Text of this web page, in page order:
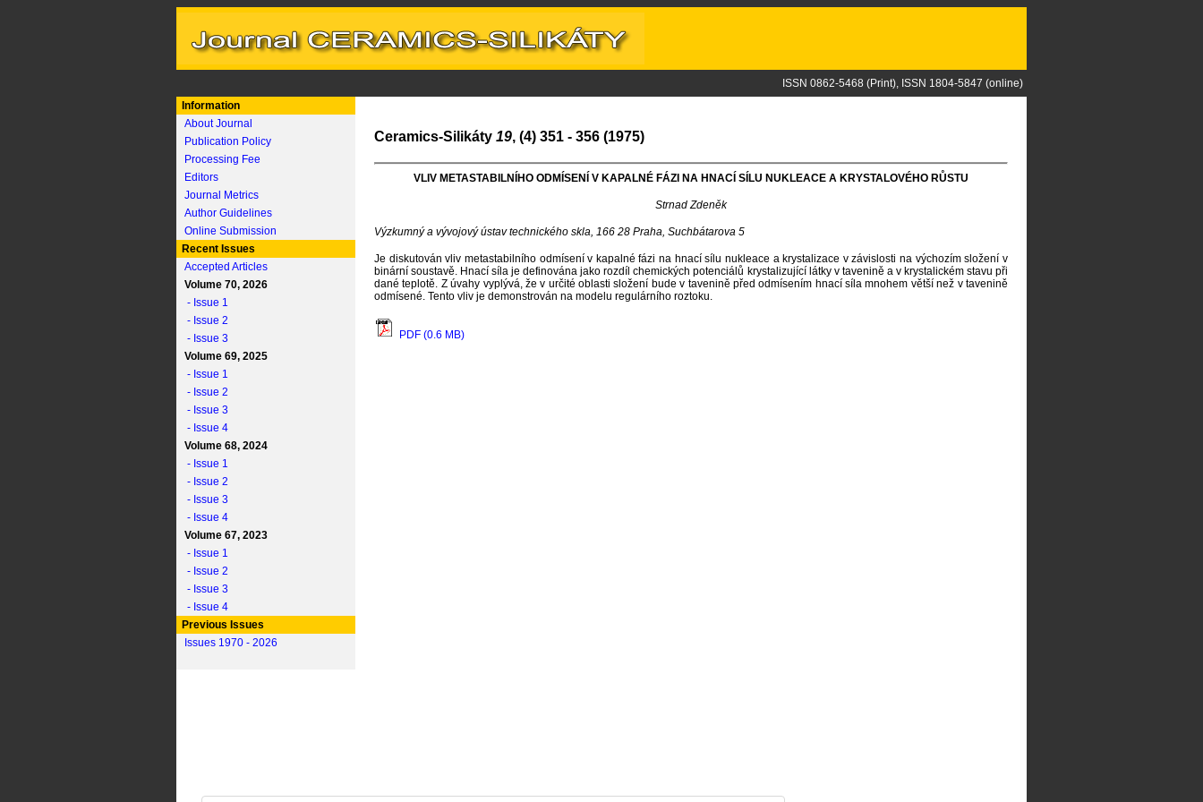
ISSN 0862-5468 (Print), ISSN 1804-5847 (online)
Information
About Journal
Publication Policy
Processing Fee
Editors
Journal Metrics
Author Guidelines
Online Submission
Recent Issues
Accepted Articles
Volume 70, 2026
- Issue 1
- Issue 2
- Issue 3
Volume 69, 2025
- Issue 1
- Issue 2
- Issue 3
- Issue 4
Volume 68, 2024
- Issue 1
- Issue 2
- Issue 3
- Issue 4
Volume 67, 2023
- Issue 1
- Issue 2
- Issue 3
- Issue 4
Previous Issues
Issues 1970 - 2026
Ceramics-Silikáty 19, (4) 351 - 356 (1975)
VLIV METASTABILNÍHO ODMÍSENÍ V KAPALNÉ FÁZI NA HNACÍ SÍLU NUKLEACE A KRYSTALOVÉHO RŮSTU
Strnad Zdeněk
Výzkumný a vývojový ústav technického skla, 166 28 Praha, Suchbátarova 5
Je diskutován vliv metastabilního odmísení v kapalné fázi na hnací sílu nukleace a krystalizace v závislosti na výchozím složení v
binární soustavě. Hnací síla je definována jako rozdíl chemických potenciálů krystalizující látky v tavenině a v krystalickém stavu při
dané teplotě. Z úvahy vyplývá, že v určité oblasti složení bude v tavenině před odmísením hnací síla mnohem větší než v tavenině
odmísené. Tento vliv je demonstrován na modelu regulárního roztoku.
PDF (0.6 MB)